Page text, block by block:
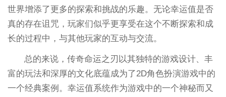
世界增添了更多的探索和挑战的乐趣。无论幸运值是否
真的存在诅咒，玩家们似乎更享受在这个不断探索和成
长的过程中，与其他玩家的互动与交流。
总的来说，传奇命运之刃以其独特的游戏设计、丰
富的玩法和深厚的文化底蕴成为了2D角色扮演游戏中的
一个经典案例。幸运值系统作为游戏中的一个神秘而又